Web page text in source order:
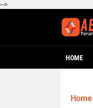
-->
HOME
Home